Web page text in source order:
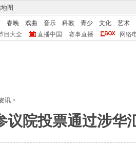
图
春晚 戏曲 音乐 科教 青少 文化
艺术
目大全 直播中国 赛事直播 网络
讯 >
议院投票通过涉华